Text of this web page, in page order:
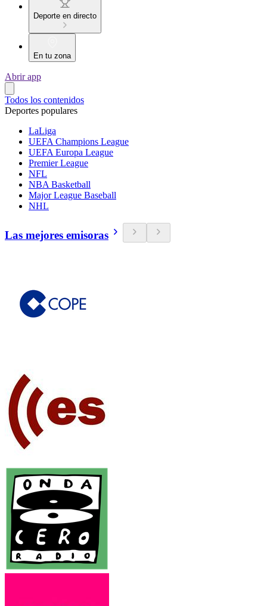
Deporte en directo
En tu zona
Abrir app
Todos los contenidos
Deportes populares
LaLiga
UEFA Champions League
UEFA Europa League
Premier League
NFL
NBA Basketball
Major League Baseball
NHL
Las mejores emisoras